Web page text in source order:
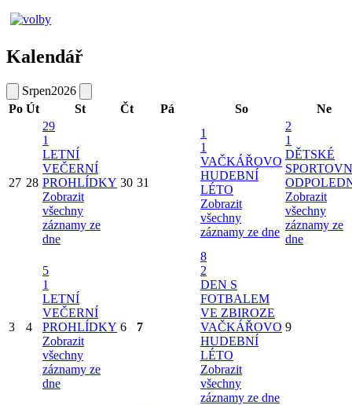
Kalendář
Srpen2026
Po Út St Čt Pá So Ne
27 28
29
1
LETNÍ
VEČERNÍ
PROHLÍDKY
Zobrazit
všechny
záznamy ze
dne
30 31
1
1
VAČKÁŘOVO
HUDEBNÍ
LÉTO
Zobrazit
všechny
záznamy ze dne
2
1
DĚTSKÉ
Zobrazit
všechny
záznamy ze
dne
3 4
5
1
LETNÍ
VEČERNÍ
PROHLÍDKY
Zobrazit
všechny
záznamy ze
dne
6 7
8
2
DEN S
FOTBALEM
VE ZBIROZE
VAČKÁŘOVO
HUDEBNÍ
LÉTO
Zobrazit
všechny
záznamy ze dne
9